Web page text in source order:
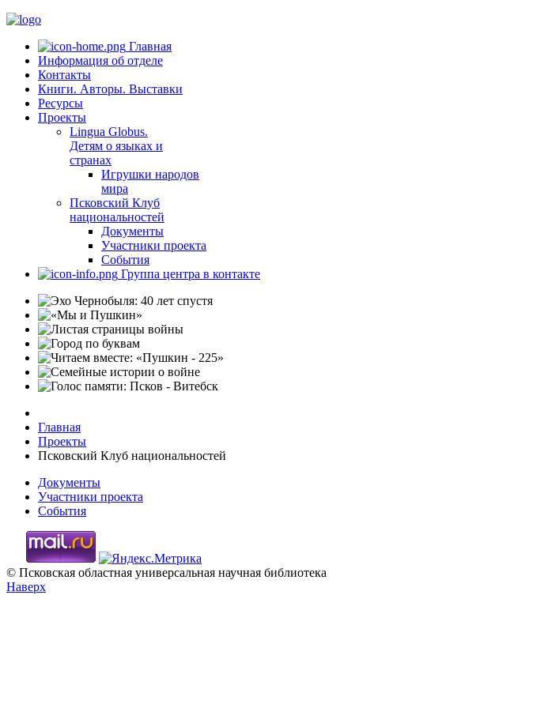
Главная
Информация об отделе
Контакты
Книги. Авторы. Выставки
Ресурсы
Проекты
Lingua Globus.
Детям о языках и
странах
Игрушки народов
мира
Псковский Клуб
национальностей
Документы
Участники проекта
События
Группа центра в контакте
Главная
Проекты
Псковский Клуб национальностей
Документы
Участники проекта
События
© Псковская областная универсальная научная библиотека
Наверх